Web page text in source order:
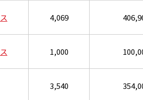
4,069
1,000
3,540